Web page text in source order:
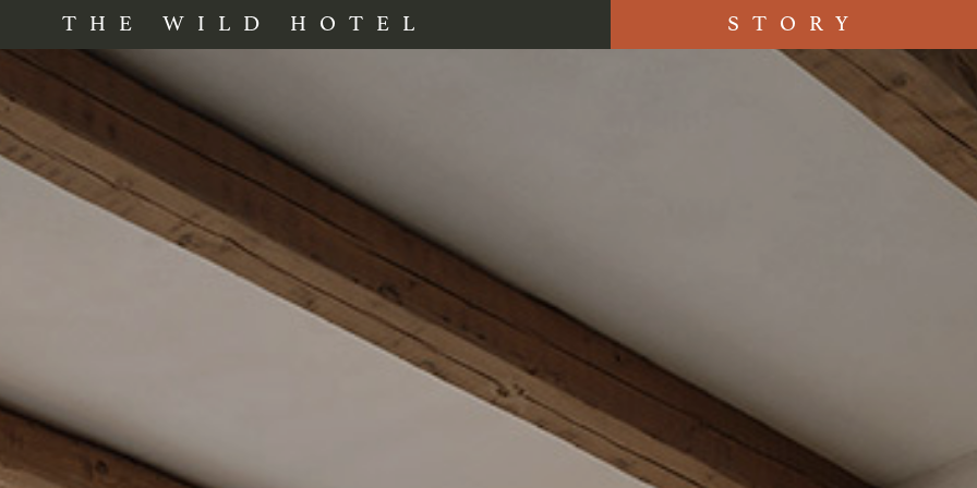
THE WILD HOTEL STORY